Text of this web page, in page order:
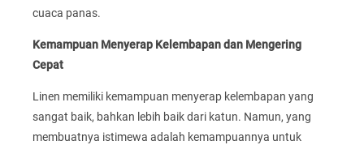
cuaca panas.
Kemampuan Menyerap Kelembapan dan Mengering
Cepat
Linen memiliki kemampuan menyerap kelembapan yang
sangat baik, bahkan lebih baik dari katun. Namun, yang
membuatnya istimewa adalah kemampuannya untuk